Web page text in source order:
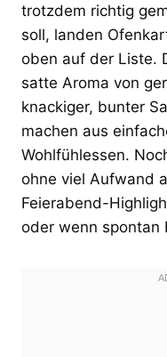
trotzdem richtig
soll, landen
oben auf der Liste.
satte Aroma von
knackiger, bunter
machen aus
Wohlfühlessen.
ohne viel Aufwand
Feierabend-
oder wenn spontan